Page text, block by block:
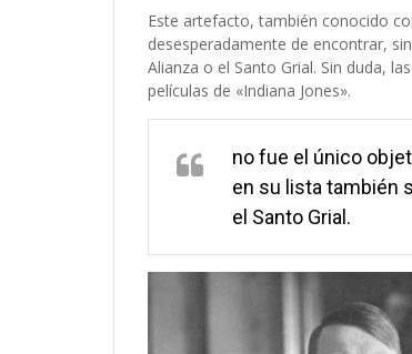
Este artefacto, también conocido
desesperadamente de encontrar,
Alianza o el Santo Grial. Sin duda,
películas de «Indiana Jones».
no fue el único
en su lista también
el Santo Grial.